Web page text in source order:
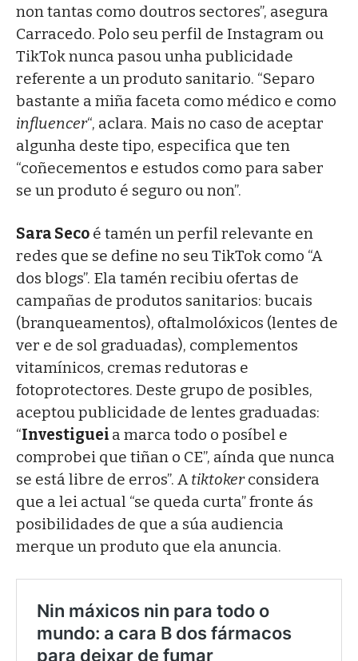
non tantas como doutros sectores”, asegura
Carracedo. Polo seu perfil de Instagram ou
TikTok nunca pasou unha publicidade
referente a un produto sanitario. “Separo
bastante a miña faceta como médico e como
influencer“, aclara. Mais no caso de aceptar
algunha deste tipo, especifica que ten
“coñecementos e estudos como para saber
se un produto é seguro ou non”.
Sara Seco é tamén un perfil relevante en
redes que se define no seu TikTok como “A
dos blogs”. Ela tamén recibiu ofertas de
campañas de produtos sanitarios: bucais
(branqueamentos), oftalmolóxicos (lentes de
ver e de sol graduadas), complementos
vitamínicos, cremas redutoras e
fotoprotectores. Deste grupo de posibles,
aceptou publicidade de lentes graduadas:
“Investiguei a marca todo o posíbel e
comprobei que tiñan o CE”, aínda que nunca
se está libre de erros”. Atiktokerconsidera
que a lei actual “se queda curta” fronte ás
posibilidades de que a súa audiencia
merque un produto que ela anuncia.